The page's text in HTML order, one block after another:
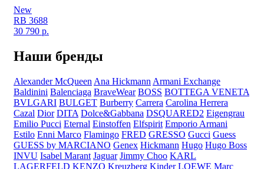
New
RB 3688
30 790 р.
Наши бренды
Alexander McQueen Ana Hickmann Armani Exchange
Baldinini Balenciaga BraveWear BOSS BOTTEGA VENETA
BVLGARI BULGET Burberry Carrera Carolina Herrera
Cazal Dior DITA Dolce&Gabbana DSQUARED2 Eigengrau
Emilio Pucci Eternal Einstoffen Elfspirit Emporio Armani
Estilo Enni Marco Flamingo FRED GRESSO Gucci Guess
GUESS by MARCIANO Genex Hickmann Hugo Hugo Boss
INVU Isabel Marant Jaguar Jimmy Choo KARL
LAGERFELD KENZO Kreuzberg Kinder LOEWE Marc